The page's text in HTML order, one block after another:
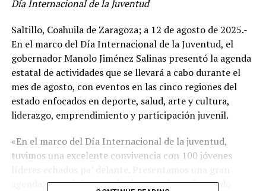
Día Internacional de la Juventud
Saltillo, Coahuila de Zaragoza; a 12 de agosto de 2025.-
En el marco del Día Internacional de la Juventud, el
gobernador Manolo Jiménez Salinas presentó la agenda
estatal de actividades que se llevará a cabo durante el
mes de agosto, con eventos en las cinco regiones del
estado enfocados en deporte, salud, arte y cultura,
liderazgo, emprendimiento y participación juvenil.
«En el marco del Día Internacional de la juventud,
tuvimos una excelente convivencia con 100 jóvenes
líderes echados pa’ delante. Presentamos una gran
agenda estratégica para las juventudes, reforzando